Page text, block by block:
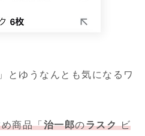
」とゆうなんとも気になるワ
商品「治一郎のラスクビ